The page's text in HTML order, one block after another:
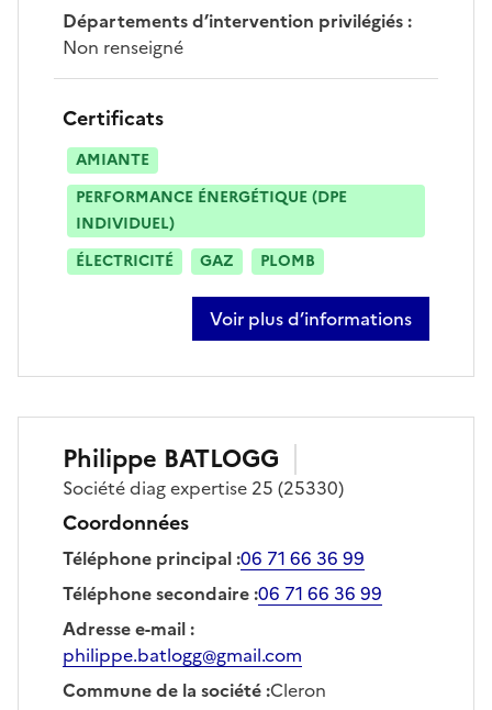
Départements d’intervention privilégiés:
Non renseigné
Certificats
AMIANTE
PERFORMANCE ÉNERGÉTIQUE (DPE
INDIVIDUEL)
ÉLECTRICITÉ
GAZ PLOMB
Voir plus d’informations
sur mathieu millardet
Philippe BATLOGG
Sociétédiag expertise 25 (25330)
Coordonnées
Téléphone principal:06 71 66 36 99
Téléphone secondaire:06 71 66 36 99
Adresse e-mail:
philippe.batlogg@gmail.com
Commune de la société:Cleron